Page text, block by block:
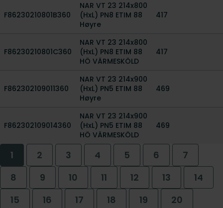
F86230210801B360
NAR VT 23 214x800
(HxL) PN8 ETIM 88
Høyre
417
F86230210801C360
NAR VT 23 214x800
(HxL) PN8 ETIM 88
HÖ VÄRMESKÖLD
417
F862302109011360
NAR VT 23 214x900
(HxL) PN5 ETIM 88
Høyre
469
F862302109014360
NAR VT 23 214x900
(HxL) PN5 ETIM 88
HÖ VÄRMESKÖLD
469
1 2 3 4 5 6
7
8
9 10 11 12 13
14
15
16 17 18 19
20